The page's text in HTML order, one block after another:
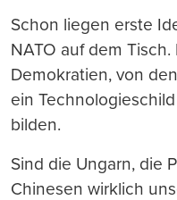
Schon liegen erste
NATO auf dem
Demokratien, von
ein
bilden.
Sind die Ungarn, die
Chinesen wirklich